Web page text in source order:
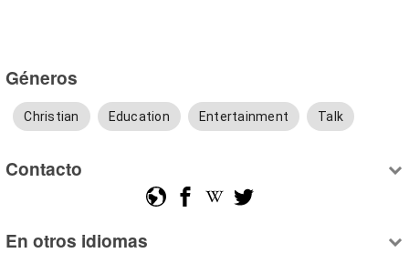
Géneros
Christian Education Entertainment Talk
Contacto
En otros idiomas